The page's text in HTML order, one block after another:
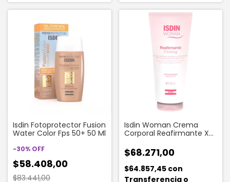
Isdin Fotoprotector Fusion
Water Color Fps 50+ 50 Ml
-30% OFF
$58.408,00
$83.441,00
Isdin Woman Crema
Corporal Reafirmante X
$68.271,00
$64.857,45 con
Transferencia o